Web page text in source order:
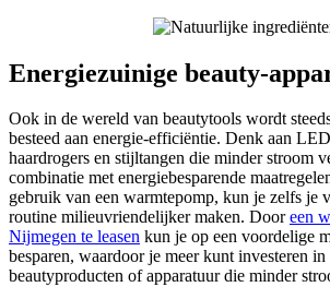
Energiezuinige beauty-
Ook in de wereld van beautytools wordt
besteed aan energie-efficiëntie. Denk aan
haardrogers en stijltangen die minder stroom
combinatie met energiebesparende
gebruik van een warmtepomp, kun je zelfs je
routine milieuvriendelijker maken. Dooreen
Nijmegen te leasen kun je op een voordelige
besparen, waardoor je meer kunt investeren in
beautyproducten of apparatuur die minder